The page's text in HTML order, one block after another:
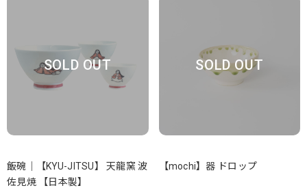
SOLD OUT
飯碗｜【KYU-JITSU】 天龍窯 波
佐見焼 【日本製】
SOLD OUT
【mochi】器 ドロップ